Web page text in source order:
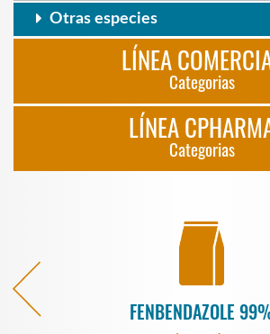
Otras especies
LÍNEA
Categorias
LÍNEA
Categorias
FENBENDAZOLE